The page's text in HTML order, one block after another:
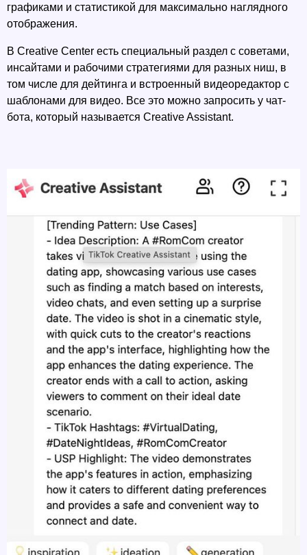
графиками и статистикой для максимально наглядного
отображения.
В Creative Center есть специальный раздел с советами,
инсайтами и рабочими стратегиями для разных ниш, в
том числе для дейтинга и встроенный видеоредактор с
шаблонами для видео. Все это можно запросить у чат-
бота, который называется Creative Assistant.